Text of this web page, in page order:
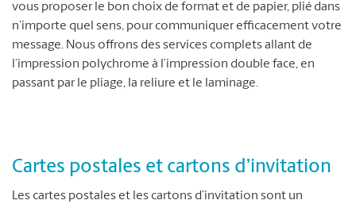
vous proposer le bon choix de format et de papier, plié dans
n’importe quel sens, pour communiquer efficacement votre
message. Nous offrons des services complets allant de
l’impression polychrome à l’impression double face, en
passant par le pliage, la reliure et le laminage.
Cartes postales et cartons d’invitation
Les cartes postales et les cartons d’invitation sont un